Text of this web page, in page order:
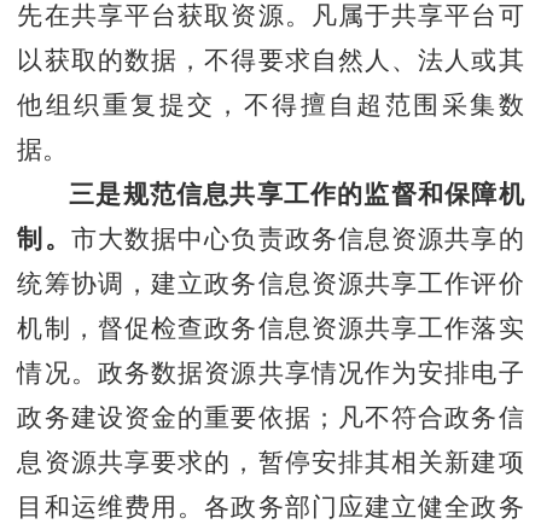
先在共享平台获取资源。凡属于共享平台可
以获取的数据，不得要求自然人、法人或其
他组织重复提交，不得擅自超范围采集数
据。
三是规范信息共享工作的监督和保障机
制。 市大数据中心负责政务信息资源共享的
统筹协调，建立政务信息资源共享工作评价
机制，督促检查政务信息资源共享工作落实
情况。政务数据资源共享情况作为安排电子
政务建设资金的重要依据；凡不符合政务信
息资源共享要求的，暂停安排其相关新建项
目和运维费用。各政务部门应建立健全政务